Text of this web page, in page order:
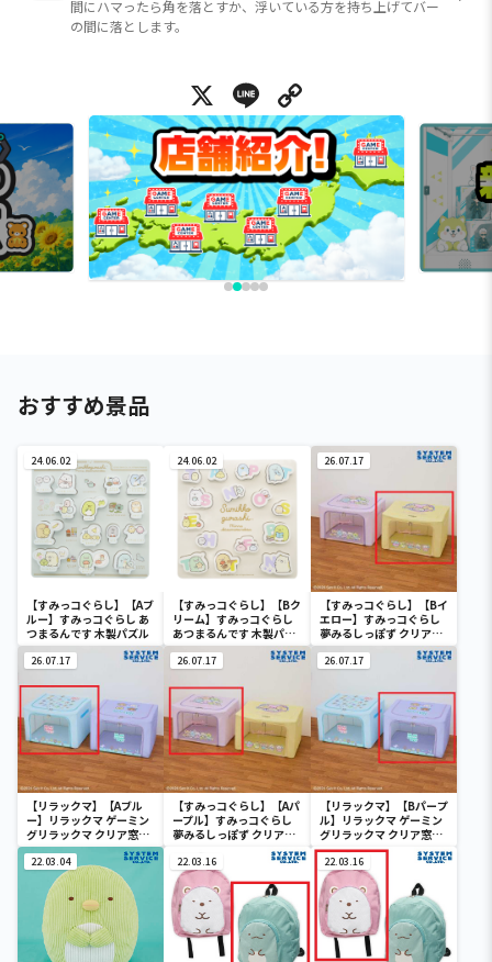
間にハマったら角を落とすか、浮いている方を持ち上げてバー
の間に落とします。
X Line
おすすめ景品
24.06.02
【すみっコぐらし】【Aブ
ルー】すみっコぐらし あ
つまるんです 木製パズル
24.06.02
【すみっコぐらし】【Bク
リーム】すみっコぐらし
あつまるんです 木製パズ
ル
26.07.17
【すみっコぐらし】【Bイ
エロー】すみっコぐらし
夢みるしっぽず クリア窓
付き収納ボックス
26.07.17
【リラックマ】【Aブル
ー】リラックマ ゲーミン
グリラックマ クリア窓付
き収納ボックス
26.07.17
【すみっコぐらし】【Aパ
ープル】すみっコぐらし
夢みるしっぽず クリア窓
26.07.17
【リラックマ】【Bパープ
ル】リラックマ ゲーミン
グリラックマ クリア窓付
き収納ボックス
22.03.04 22.03.16 22.03.16